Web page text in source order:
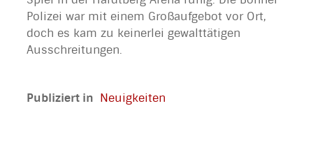
Polizei war mit einem Großaufgebot vor Ort,
doch es kam zu keinerlei gewalttätigen
Ausschreitungen.
Publiziert in Neuigkeiten